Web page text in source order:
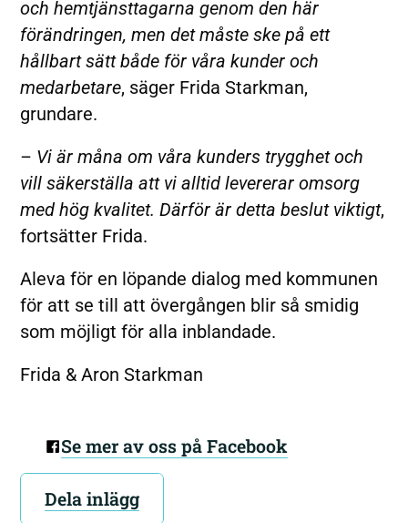
och hemtjänsttagarna genom den här
förändringen, men det måste ske på ett
hållbart sätt både för våra kunder och
medarbetare, säger Frida Starkman,
grundare.
– Vi är måna om våra kunders trygghet och
vill säkerställa att vi alltid levererar omsorg
med hög kvalitet. Därför är detta beslut viktigt,
fortsätter Frida.
Aleva för en löpande dialog med kommunen
för att se till att övergången blir så smidig
som möjligt för alla inblandade.
Frida & Aron Starkman
Se mer av oss på Facebook
Dela inlägg